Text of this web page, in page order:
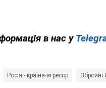
в нас у
Росія - країна-агресор Збройні